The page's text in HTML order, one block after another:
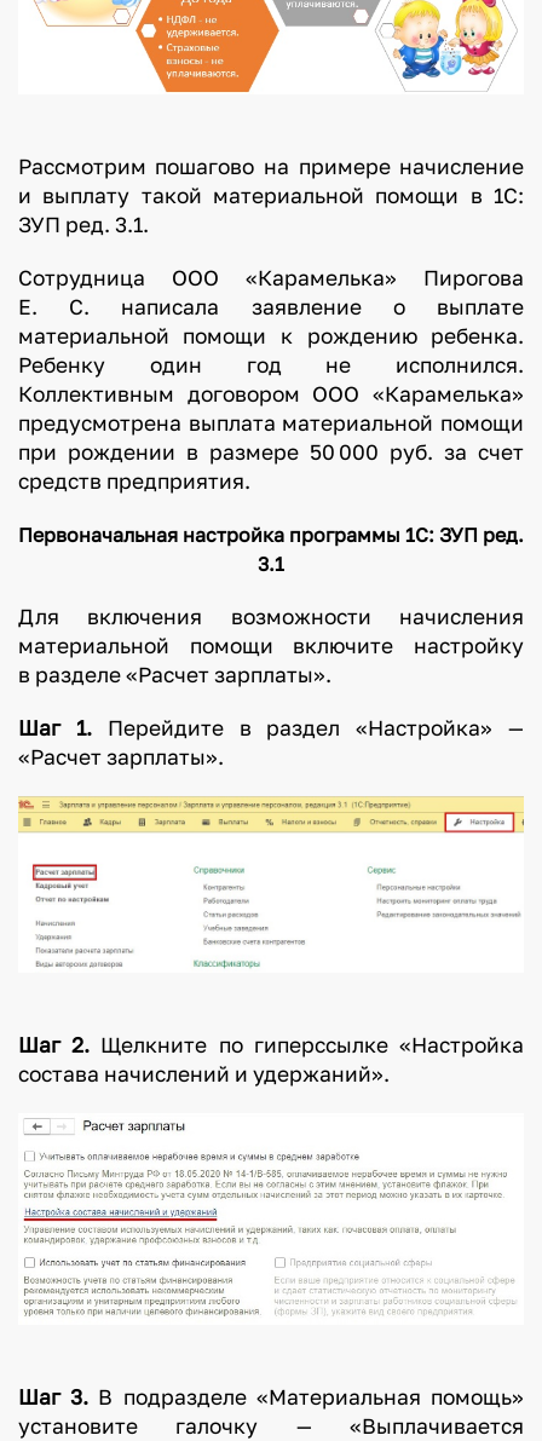
Рассмотрим пошагово на примере начисление
и выплату такой материальной помощи в 1С:
ЗУП ред. 3.1.
Сотрудница ООО «Карамелька» Пирогова
Е. С. написала заявление о выплате
материальной помощи к рождению ребенка.
Ребенку один год не исполнился.
Коллективным договором ООО «Карамелька»
предусмотрена выплата материальной помощи
при рождении в размере 50 000 руб. за счет
средств предприятия.
Первоначальная настройка программы 1С: ЗУП ред.
3.1
Для включения возможности начисления
материальной помощи включите настройку
в разделе «Расчет зарплаты».
Шаг 1.Перейдите в раздел «Настройка» —
«Расчет зарплаты».
Шаг 2. Щелкните по гиперссылке «Настройка
состава начислений и удержаний».
Шаг 3. В подразделе «Материальная помощь»
установите галочку — «Выплачивается